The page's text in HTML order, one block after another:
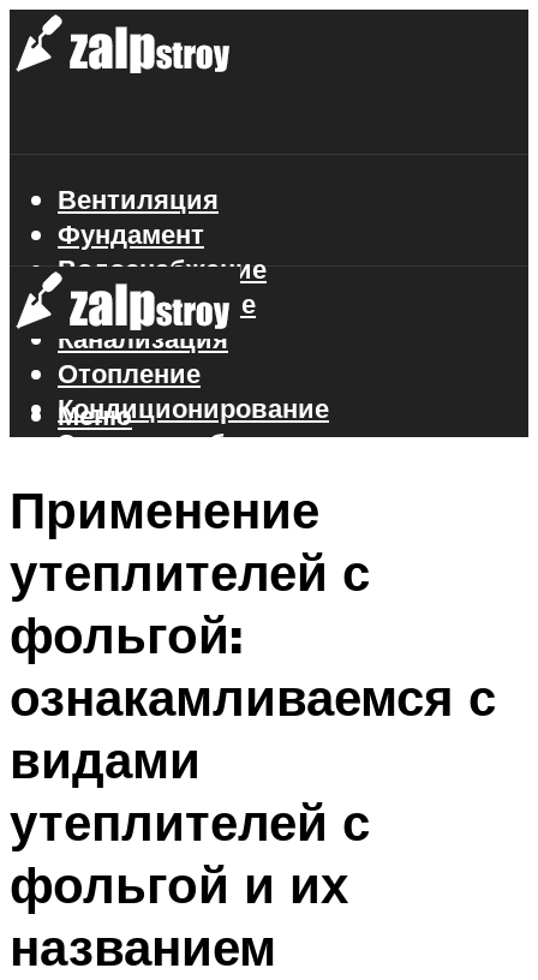
Вентиляция
Фундамент
Водоснабжение
Газоснабжение
Канализация
Отопление
Кондиционирование
Электроснабжение
Меню
Меню
Применение
утеплителей с
фольгой:
ознакамливаемся с
видами
утеплителей с
фольгой и их
названием